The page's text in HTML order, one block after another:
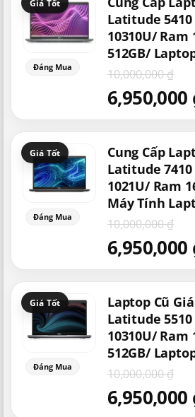
Latitude 5410
10310U/ Ram
512GB/
Lý/ Laptop
Cấp/ Laptop
10,000,000₫
gốc
10,000,000 ₫.
6,950,000
hiện
6,950,000 ₫.
Cung Cấp
Latitude 7410
1021U/ Ram
Máy Tính
Rẻ/ Laptop Mỹ
10,000,000₫
Giá
gốc
10,000,000 ₫.
6,950,000
Giá
hiện
Laptop Cũ
Latitude 5510
10310U/ Ram
512GB/
Tính Đời Mới/
Khẩu
10,000,000₫
Giá
gốc
10,000,000 ₫.
6,950,000
Giá
hiện